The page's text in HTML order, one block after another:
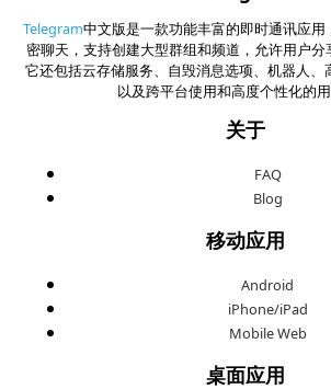
Telegram中文版是一款功能丰富的即时通讯应
密聊天，支持创建大型群组和频道，允许用户分
它还包括云存储服务、自毁消息选项、机器人、
以及跨平台使用和高度个性化的
关于
FAQ
Blog
移动应用
Android
iPhone/iPad
Mobile Web
桌面应用